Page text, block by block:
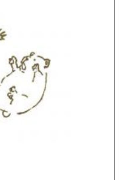
大分県
鹿児島県